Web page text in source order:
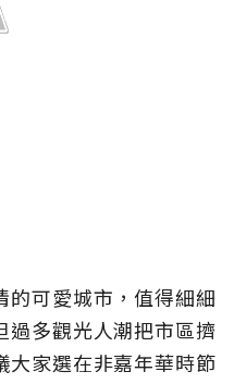
的可愛城市，值得細細
過多觀光人潮把市區擠
大家選在非嘉年華時節